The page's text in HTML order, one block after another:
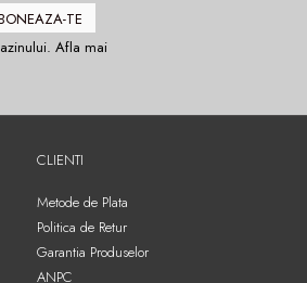
Afla mai
CLIENTI
Metode de Plata
Politica de Retur
Garantia Produselor
ANPC